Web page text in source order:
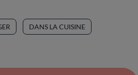
DANS LA CUISINE